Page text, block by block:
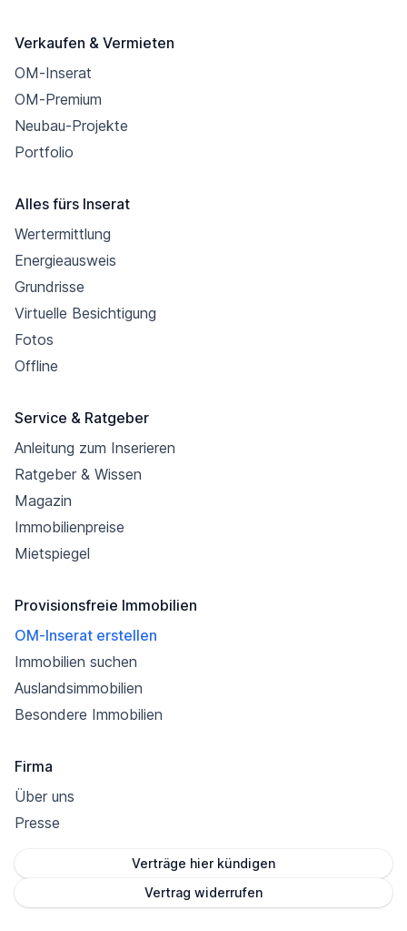
Verkaufen & Vermieten
OM-Inserat
OM-Premium
Neubau-Projekte
Portfolio
Alles fürs Inserat
Wertermittlung
Energieausweis
Grundrisse
Virtuelle Besichtigung
Fotos
Offline
Service & Ratgeber
Anleitung zum Inserieren
Ratgeber & Wissen
Magazin
Immobilienpreise
Mietspiegel
Provisionsfreie Immobilien
OM-Inserat erstellen
Immobilien suchen
Auslandsimmobilien
Besondere Immobilien
Firma
Über uns
Presse
Verträge hier kündigen
Vertrag widerrufen